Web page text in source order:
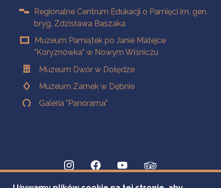
Regionalne Centrum Edukacji o Pamięci im. gen.
bryg. Zdzisława Baszaka
Muzeum Pamiątek po Janie Matejce
"Koryznówka" w Nowym Wiśniczu
Muzeum Dwór w Dołędze
Muzeum Zamek w Dębnie
Galeria "Panorama"